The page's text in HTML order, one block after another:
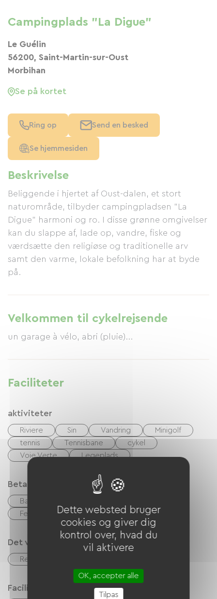
Beskrivelse
Beliggende i hjertet af Oust-dalen, et stort
naturområde, tilbyder campingpladsen "La
Digue" harmoni og ro. I disse grønne omgivelser
kan du slappe af, lade op, vandre, fiske og
værdsætte den religiøse og traditionelle arv
samt den varme, lokale befolkning har at byde
på.
Velkommen til cykelrejsende
un garage à vélo, abri (pluie)...
Faciliteter
aktiviteter
Riviere Sin Vandring
Minigolf
tennis
Tennisbane
cykel
Voie Verte
Legeplads
Betalingsmåder
Bank kort
Feriekuponer (ANCV)
Det vi er gode til
Restaurant
Faciliteter
Campingplads "La Digue"
Le Guélin
56200, Saint-Martin-sur-Oust
Morbihan
Se på kortet
Ring op Send en besked
Se hjemmesiden
Dette websted bruger
cookies og giver dig
kontrol over, hvad du
vil aktivere
OK, accepter alle
Tilpas